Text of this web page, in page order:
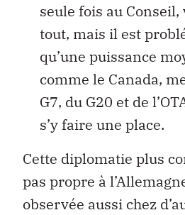
seule fois au
tout, mais il est
qu’une puissance
comme le Canada,
G7, du G20 et de
s’y faire une place.
Cette diplomatie plus
pas propre à
observée aussi chez